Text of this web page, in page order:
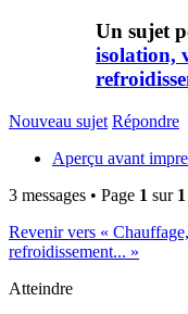
Un sujet
isolation,
Nouveau sujet Répondre
Aperçu avant
3 messages • Page 1 sur 1
Revenir vers «
refroidissement... »
Atteindre